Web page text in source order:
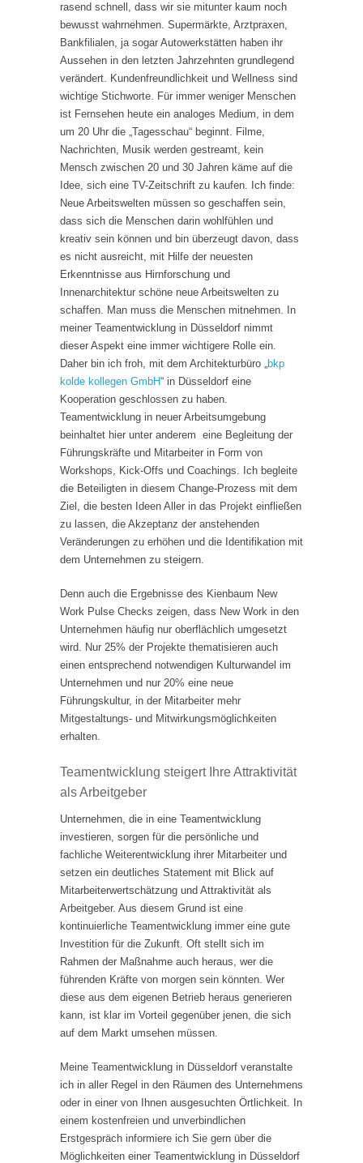
rasend schnell, dass wir sie mitunter kaum noch
bewusst wahrnehmen. Supermärkte, Arztpraxen,
Bankfilialen, ja sogar Autowerkstätten haben ihr
Aussehen in den letzten Jahrzehnten grundlegend
verändert. Kundenfreundlichkeit und Wellness sind
wichtige Stichworte. Für immer weniger Menschen
ist Fernsehen heute ein analoges Medium, in dem
um 20 Uhr die „Tagesschau“ beginnt. Filme,
Nachrichten, Musik werden gestreamt, kein
Mensch zwischen 20 und 30 Jahren käme auf die
Idee, sich eine TV-Zeitschrift zu kaufen. Ich finde:
Neue Arbeitswelten müssen so geschaffen sein,
dass sich die Menschen darin wohlfühlen und
kreativ sein können und bin überzeugt davon, dass
es nicht ausreicht, mit Hilfe der neuesten
Erkenntnisse aus Hirnforschung und
Innenarchitektur schöne neue Arbeitswelten zu
schaffen. Man muss die Menschen mitnehmen. In
meiner Teamentwicklung in Düsseldorf nimmt
dieser Aspekt eine immer wichtigere Rolle ein.
Daher bin ich froh, mit dem Architekturbüro „bkp
kolde kollegen GmbH“ in Düsseldorf eine
Kooperation geschlossen zu haben.
Teamentwicklung in neuer Arbeitsumgebung
beinhaltet hier unter anderem eine Begleitung der
Führungskräfte und Mitarbeiter in Form von
Workshops, Kick-Offs und Coachings. Ich begleite
die Beteiligten in diesem Change-Prozess mit dem
Ziel, die besten Ideen Aller in das Projekt einfließen
zu lassen, die Akzeptanz der anstehenden
Veränderungen zu erhöhen und die Identifikation mit
dem Unternehmen zu steigern.
Denn auch die Ergebnisse des Kienbaum New
Work Pulse Checks zeigen, dass New Work in den
Unternehmen häufig nur oberflächlich umgesetzt
wird. Nur 25% der Projekte thematisieren auch
einen entsprechend notwendigen Kulturwandel im
Unternehmen und nur 20% eine neue
Führungskultur, in der Mitarbeiter mehr
Mitgestaltungs- und Mitwirkungsmöglichkeiten
erhalten.
Teamentwicklung steigert Ihre Attraktivität
als Arbeitgeber
Unternehmen, die in eine Teamentwicklung
investieren, sorgen für die persönliche und
fachliche Weiterentwicklung ihrer Mitarbeiter und
setzen ein deutliches Statement mit Blick auf
Mitarbeiterwertschätzung und Attraktivität als
Arbeitgeber. Aus diesem Grund ist eine
kontinuierliche Teamentwicklung immer eine gute
Investition für die Zukunft. Oft stellt sich im
Rahmen der Maßnahme auch heraus, wer die
führenden Kräfte von morgen sein könnten. Wer
diese aus dem eigenen Betrieb heraus generieren
kann, ist klar im Vorteil gegenüber jenen, die sich
auf dem Markt umsehen müssen.
Meine Teamentwicklung in Düsseldorf veranstalte
ich in aller Regel in den Räumen des Unternehmens
oder in einer von Ihnen ausgesuchten Örtlichkeit. In
einem kostenfreien und unverbindlichen
Erstgespräch informiere ich Sie gern über die
Möglichkeiten einer Teamentwicklung in Düsseldorf